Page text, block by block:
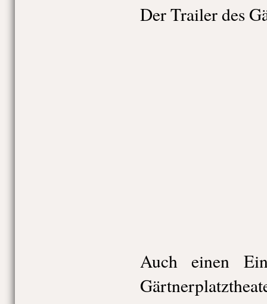
Der Trailer des
Auch einen